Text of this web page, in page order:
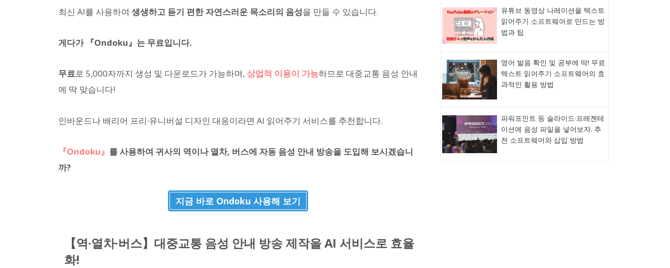
최신 AI를 사용하여 생생하고 듣기 편한 자연스러운 목소리의 음성을 만들 수 있습니다.
게다가 『Ondoku』는 무료입니다.
무료로 5,000자까지 생성 및 다운로드가 가능하며, 상업적 이용이 가능하므로 대중교통 음성 안내
에 딱 맞습니다!
인바운드나 배리어 프리·유니버설 디자인 대응이라면 AI 읽어주기 서비스를 추천합니다.
『Ondoku』 를 사용하여 귀사의 역이나 열차, 버스에 자동 음성 안내 방송을 도입해 보시겠습니
까?
지금 바로 Ondoku 사용해 보기
【역·열차·버스】대중교통 음성 안내 방송 제작을 AI 서비스로 효율
화!
유튜브 동영상 나레이션을 텍스트
읽어주기 소프트웨어로 만드는 방
법과 팁
영어 발음 확인 및 공부에 딱! 무료
텍스트 읽어주기 소프트웨어의 효
과적인 활용 방법
파워포인트 등 슬라이드·프레젠테
이션에 음성 파일을 넣어보자. 추
천 소프트웨어와 삽입 방법